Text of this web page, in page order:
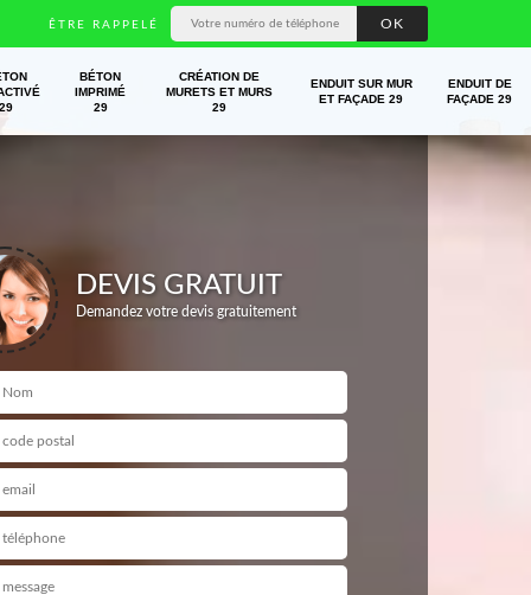
ÊTRE RAPPELÉ
29
BÉTON
IMPRIMÉ
29
CRÉATION DE
MURETS ET MURS
29
ENDUIT SUR MUR
ET FAÇADE 29
ENDUIT DE
FAÇADE 29
DEVIS GRATUIT
Demandez votre devis gratuitement